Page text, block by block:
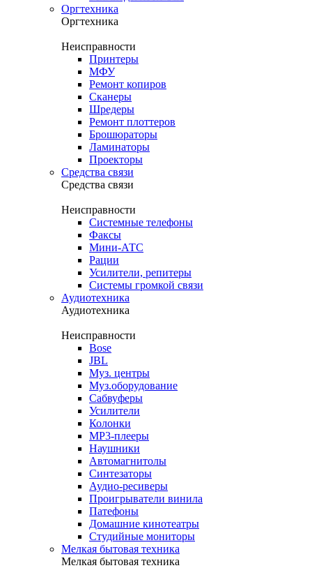
Оргтехника
Оргтехника
Неисправности
Принтеры
МФУ
Ремонт копиров
Сканеры
Шредеры
Ремонт плоттеров
Брошюраторы
Ламинаторы
Проекторы
Средства связи
Средства связи
Неисправности
Системные телефоны
Факсы
Мини-АТС
Рации
Усилители, репитеры
Системы громкой связи
Аудиотехника
Аудиотехника
Неисправности
Bose
JBL
Муз. центры
Муз.оборудование
Сабвуферы
Усилители
Колонки
MP3-плееры
Наушники
Автомагнитолы
Синтезаторы
Аудио-ресиверы
Проигрыватели винила
Патефоны
Домашние кинотеатры
Студийные мониторы
Мелкая бытовая техника
Мелкая бытовая техника